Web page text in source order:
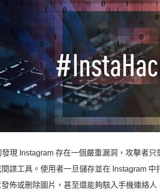
現 Instagram 存在一個嚴重漏洞，攻擊者
諜工具。使用者一旦儲存並在 Instagram
佈或刪除圖片，甚至還能夠駭入手機連絡人